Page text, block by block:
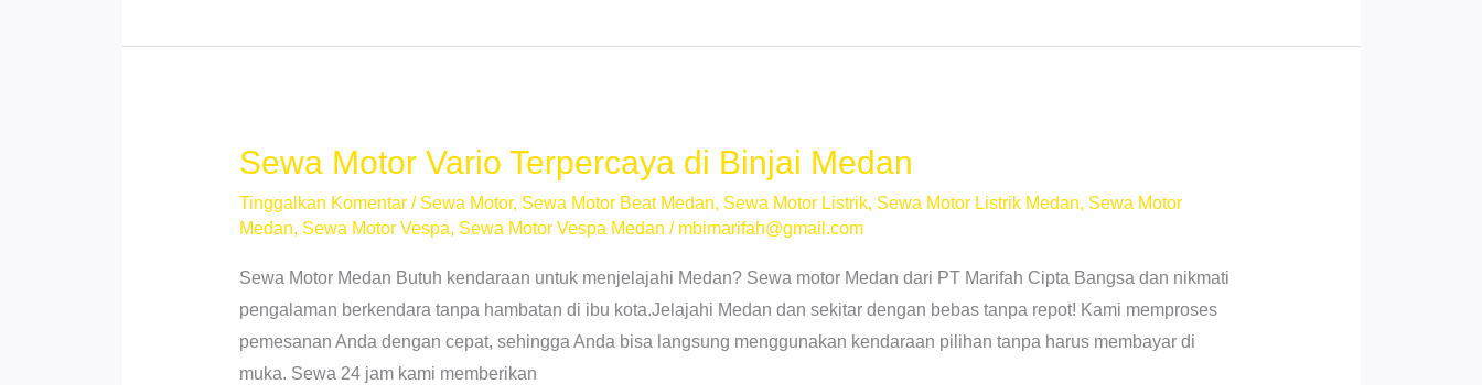
Murah
–
Lepas
Kunci
Sewa Motor Vario Terpercaya di Binjai Medan
Tinggalkan Komentar / Sewa Motor, Sewa Motor Beat Medan, Sewa Motor Listrik, Sewa Motor Listrik Medan, Sewa Motor
Medan, Sewa Motor Vespa, Sewa Motor Vespa Medan / mbimarifah@gmail.com
Sewa Motor Medan Butuh kendaraan untuk menjelajahi Medan? Sewa motor Medan dari PT Marifah Cipta Bangsa dan nikmati
pengalaman berkendara tanpa hambatan di ibu kota.Jelajahi Medan dan sekitar dengan bebas tanpa repot! Kami memproses
pemesanan Anda dengan cepat, sehingga Anda bisa langsung menggunakan kendaraan pilihan tanpa harus membayar di
muka. Sewa 24 jam kami memberikan